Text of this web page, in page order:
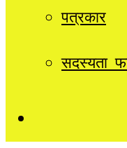
पत्रकार
सदस्यता